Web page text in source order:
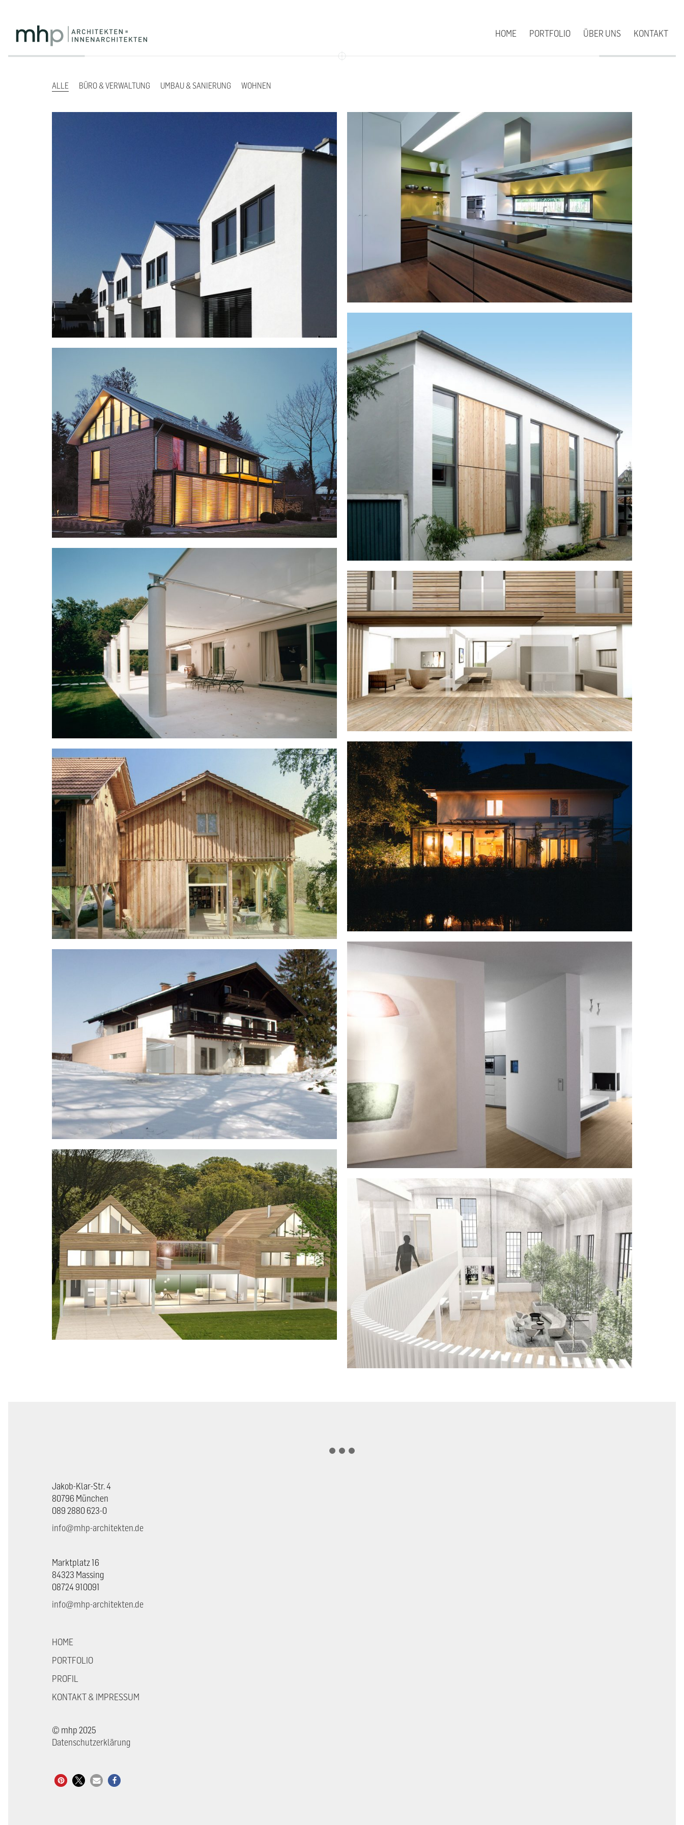
HOME PORTFOLIO ÜBER UNS KONTAKT
ALLE BÜRO & VERWALTUNG UMBAU & SANIERUNG WOHNEN
Jakob-Klar-Str. 4
80796 München
089 2880 623-0
info@mhp-architekten.de
Marktplatz 16
84323 Massing
08724 910091
info@mhp-architekten.de
HOME
PORTFOLIO
PROFIL
KONTAKT & IMPRESSUM
© mhp 2025
Datenschutzerklärung